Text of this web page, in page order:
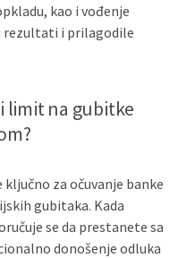
kao i vođenje
rezultati i prilagodile
limit na gubitke
za očuvanje banke
gubitaka. Kada
se da prestanete sa
donošenje odluka